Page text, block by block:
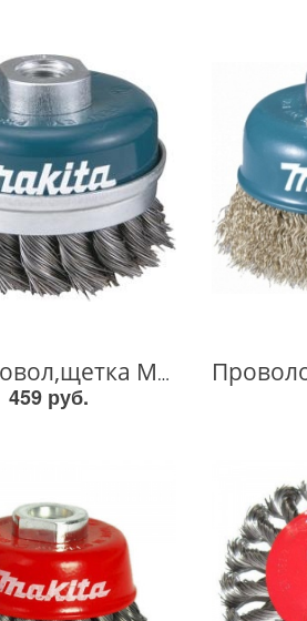
Чаш,провол,щетка M14x2 60мм D-24153 D-24153
459 руб.